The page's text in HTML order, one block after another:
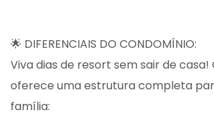
🌟 DIFERENCIAIS DO CONDOMÍNIO:
Viva dias de resort sem sair de
oferece uma estrutura completa
família: